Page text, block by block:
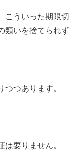
こういった期限
類いを捨てられ
つつあります。
は要りません。